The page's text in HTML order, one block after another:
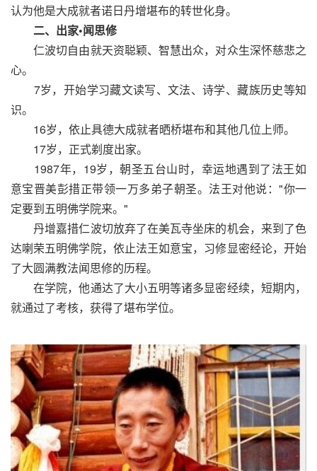
认为他是大成就者诺日丹增堪布的转世化身。
二、出家•闻思修
仁波切自由就天资聪颖、智慧出众，对众生深怀慈悲之
心。
7岁，开始学习藏文读写、文法、诗学、藏族历史等知
识。
16岁，依止具德大成就者晒桥堪布和其他几位上师。
17岁，正式剃度出家。
1987年，19岁，朝圣五台山时，幸运地遇到了法王如
意宝晋美彭措正带领一万多弟子朝圣。法王对他说："你一
定要到五明佛学院来。"
丹增嘉措仁波切放弃了在美瓦寺坐床的机会，来到了色
达喇荣五明佛学院，依止法王如意宝，习修显密经论，开始
了大圆满教法闻思修的历程。
在学院，他通达了大小五明等诸多显密经续，短期内，
就通过了考核，获得了堪布学位。